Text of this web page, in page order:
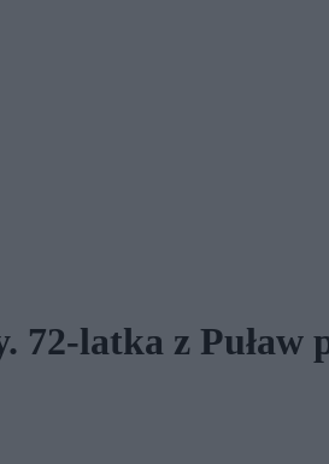
72-latka z Puław